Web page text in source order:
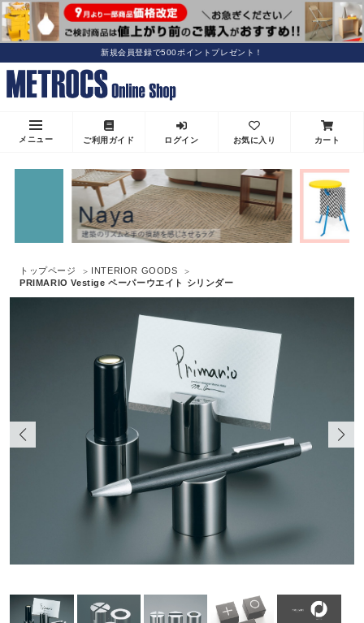
新規会員登録で500ポイントプレゼント！
メニュー ご利用ガイド ログイン お気に入り カート
トップページ
INTERIOR GOODS
PRIMARIO Vestige ペーパーウエイト シリンダー